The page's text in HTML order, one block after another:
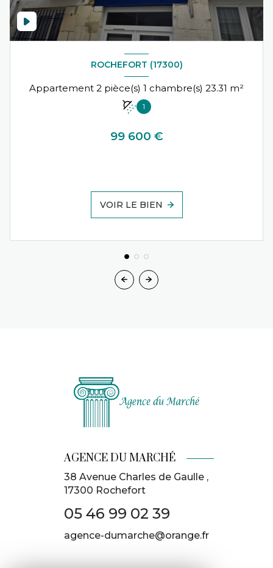
ROCHEFORT (17300)
Appartement 2 pièce(s) 1 chambre(s) 23.31 m²
1
99 600 €
VOIR LE BIEN
AGENCE DU MARCHÉ
38 Avenue Charles de Gaulle ,
17300 Rochefort
05 46 99 02 39
agence-dumarche@orange.fr